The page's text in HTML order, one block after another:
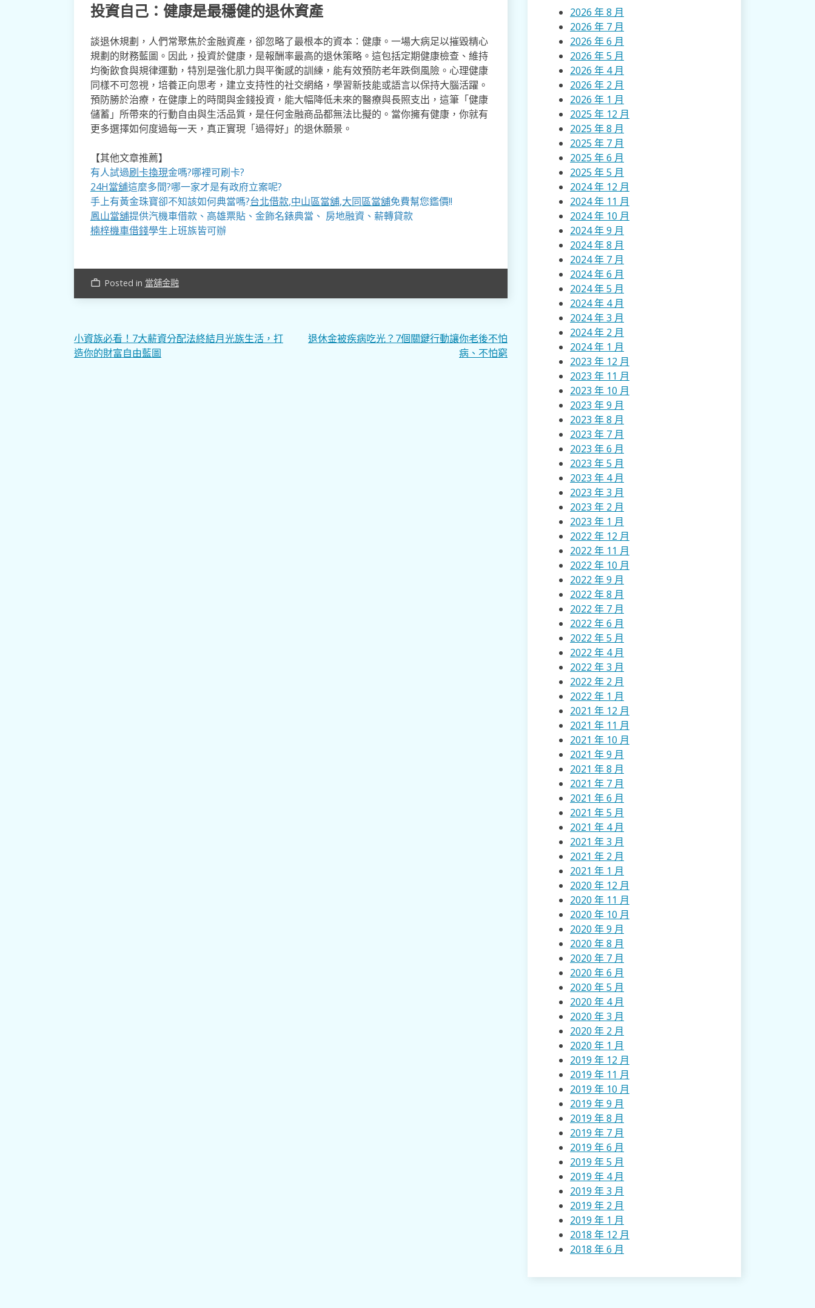
投資自己：健康是最穩健的退休資產
談退休規劃，人們常聚焦於金融資產，卻忽略了最根本的資本：健康。一場大病足以摧毀精心
規劃的財務藍圖。因此，投資於健康，是報酬率最高的退休策略。這包括定期健康檢查、維持
均衡飲食與規律運動，特別是強化肌力與平衡感的訓練，能有效預防老年跌倒風險。心理健康
同樣不可忽視，培養正向思考，建立支持性的社交網絡，學習新技能或語言以保持大腦活躍。
預防勝於治療，在健康上的時間與金錢投資，能大幅降低未來的醫療與長照支出，這筆「健康
儲蓄」所帶來的行動自由與生活品質，是任何金融商品都無法比擬的。當你擁有健康，你就有
更多選擇如何度過每一天，真正實現「過得好」的退休願景。
【其他文章推薦】
有人試過刷卡換現金嗎?哪裡可刷卡?
24H當舖這麼多間?哪一家才是有政府立案呢?
手上有黃金珠寶卻不知該如何典當嗎?台北借款,中山區當舖,大同區當舖免費幫您鑑價!!
鳳山當舖提供汽機車借款、高雄票貼、金飾名錶典當、 房地融資、薪轉貸款
楠梓機車借錢學生上班族皆可辦
work_outline Posted in 當舖金融
文
章
小資族必看！7大薪資分配法終結月光族生活，打
造你的財富自由藍圖
退休金被疾病吃光？7個關鍵行動讓你老後不怕
病、不怕窮
2026 年 8 月
2026 年 7 月
2026 年 6 月
2026 年 5 月
2026 年 4 月
2026 年 2 月
2026 年 1 月
2025 年 12 月
2025 年 8 月
2025 年 7 月
2025 年 6 月
2025 年 5 月
2024 年 12 月
2024 年 11 月
2024 年 10 月
2024 年 9 月
2024 年 8 月
2024 年 7 月
2024 年 6 月
2024 年 5 月
2024 年 4 月
2024 年 3 月
2024 年 2 月
2024 年 1 月
2023 年 12 月
2023 年 11 月
2023 年 10 月
2023 年 9 月
2023 年 8 月
2023 年 7 月
2023 年 6 月
2023 年 5 月
2023 年 4 月
2023 年 3 月
2023 年 2 月
2023 年 1 月
2022 年 12 月
2022 年 11 月
2022 年 10 月
2022 年 9 月
2022 年 8 月
2022 年 7 月
2022 年 6 月
2022 年 5 月
2022 年 4 月
2022 年 3 月
2022 年 2 月
2022 年 1 月
2021 年 12 月
2021 年 11 月
2021 年 10 月
2021 年 9 月
2021 年 8 月
2021 年 7 月
2021 年 6 月
2021 年 5 月
2021 年 4 月
2021 年 3 月
2021 年 2 月
2021 年 1 月
2020 年 12 月
2020 年 11 月
2020 年 10 月
2020 年 9 月
2020 年 8 月
2020 年 7 月
2020 年 6 月
2020 年 5 月
2020 年 4 月
2020 年 3 月
2020 年 2 月
2020 年 1 月
2019 年 12 月
2019 年 11 月
2019 年 10 月
2019 年 9 月
2019 年 8 月
2019 年 7 月
2019 年 6 月
2019 年 5 月
2019 年 4 月
2019 年 3 月
2019 年 2 月
2019 年 1 月
2018 年 12 月
2018 年 6 月